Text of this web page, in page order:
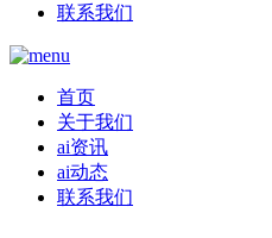
联系我们
首页
关于我们
ai资讯
ai动态
联系我们